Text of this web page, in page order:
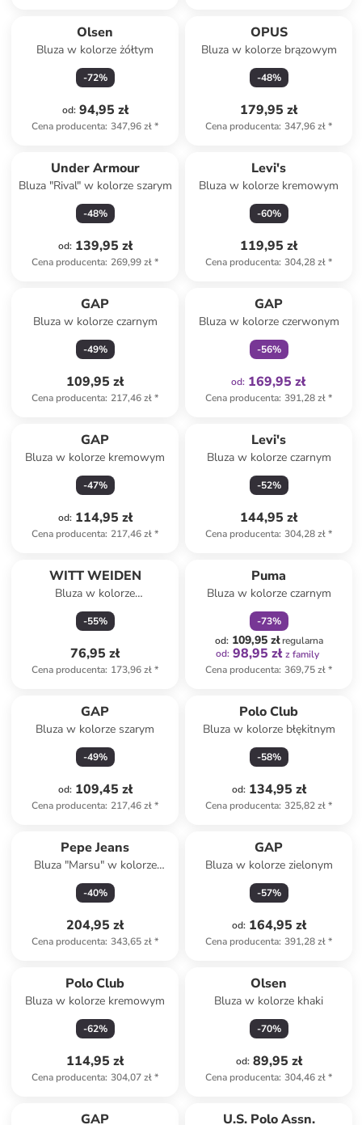
Olsen
Bluza w kolorze żółtym
-72%
od: 94,95 zł
Cena producenta: 347,96 zł*
OPUS
Bluza w kolorze brązowym
-48%
179,95 zł
Cena producenta: 347,96 zł*
Under Armour
Bluza "Rival" w kolorze szarym
-48%
od: 139,95 zł
Cena producenta: 269,99 zł*
Levi's
Bluza w kolorze kremowym
-60%
119,95 zł
Cena producenta: 304,28 zł*
GAP
Bluza w kolorze czarnym
-49%
109,95 zł
Cena producenta: 217,46 zł*
GAP
Bluza w kolorze czerwonym
-56%
od: 169,95 zł
Cena producenta: 391,28 zł*
GAP
Bluza w kolorze kremowym
-47%
od: 114,95 zł
Cena producenta: 217,46 zł*
Levi's
Bluza w kolorze czarnym
-52%
144,95 zł
Cena producenta: 304,28 zł*
WITT WEIDEN
Bluza w kolorze
pomarańczowym
-55%
76,95 zł
Cena producenta: 173,96 zł*
Puma
Bluza w kolorze czarnym
-73%
od: 109,95 złregularna
od: 98,95 zł z family
Cena producenta: 369,75 zł*
GAP
Bluza w kolorze szarym
-49%
od: 109,45 zł
Cena producenta: 217,46 zł*
Polo Club
Bluza w kolorze błękitnym
-58%
od: 134,95 zł
Cena producenta: 325,82 zł*
Pepe Jeans
Bluza "Marsu" w kolorze
kremowym
-40%
204,95 zł
Cena producenta: 343,65 zł*
GAP
Bluza w kolorze zielonym
-57%
od: 164,95 zł
Cena producenta: 391,28 zł*
Polo Club
Bluza w kolorze kremowym
-62%
114,95 zł
Cena producenta: 304,07 zł*
Olsen
Bluza w kolorze khaki
-70%
od: 89,95 zł
Cena producenta: 304,46 zł*
GAP U.S. Polo Assn.